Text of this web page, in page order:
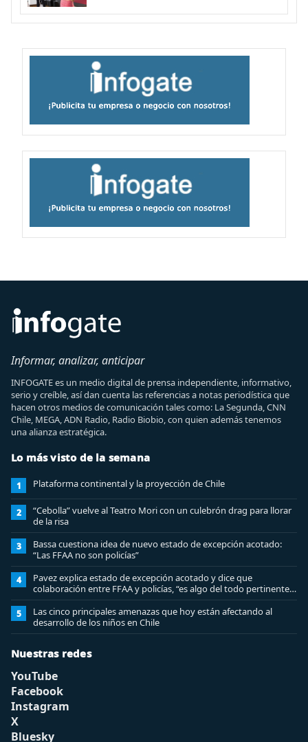
Informar, analizar, anticipar
INFOGATE es un medio digital de prensa independiente, informativo,
serio y creíble, así dan cuenta las referencias a notas periodística que
hacen otros medios de comunicación tales como: La Segunda, CNN
Chile, MEGA, ADN Radio, Radio Biobio, con quien además tenemos
una alianza estratégica.
Lo más visto de la semana
1 Plataforma continental y la proyección de Chile
2
“Cebolla” vuelve al Teatro Mori con un culebrón drag para llorar
de la risa
3
Bassa cuestiona idea de nuevo estado de excepción acotado:
“Las FFAA no son policías”
4
Pavez explica estado de excepción acotado y dice que
colaboración entre FFAA y policías, “es algo del todo pertinente
analizar”
5
Las cinco principales amenazas que hoy están afectando al
desarrollo de los niños en Chile
Nuestras redes
YouTube
Facebook
Instagram
X
Bluesky